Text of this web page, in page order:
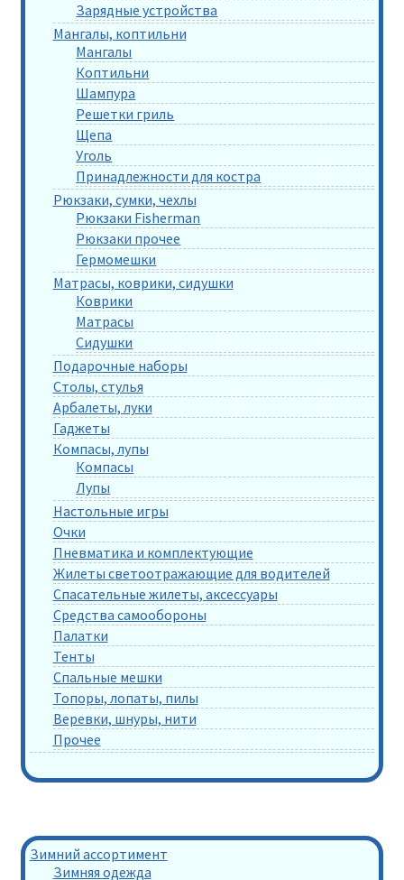
Зарядные устройства
Мангалы, коптильни
Мангалы
Коптильни
Шампура
Решетки гриль
Щепа
Уголь
Принадлежности для костра
Рюкзаки, сумки, чехлы
Рюкзаки Fisherman
Рюкзаки прочее
Гермомешки
Матрасы, коврики, сидушки
Коврики
Матрасы
Сидушки
Подарочные наборы
Столы, стулья
Арбалеты, луки
Гаджеты
Компасы, лупы
Компасы
Лупы
Настольные игры
Очки
Пневматика и комплектующие
Жилеты светоотражающие для водителей
Спасательные жилеты, аксессуары
Средства самообороны
Палатки
Тенты
Спальные мешки
Топоры, лопаты, пилы
Веревки, шнуры, нити
Прочее
Зимний ассортимент
Зимняя одежда